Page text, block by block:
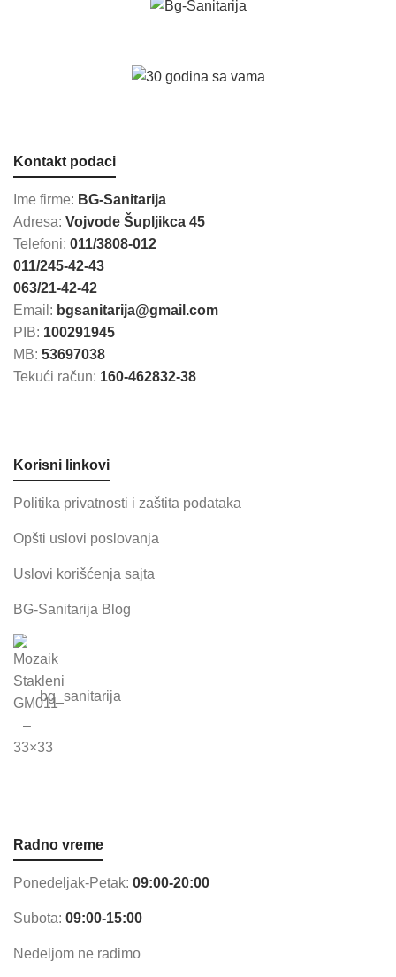
Kontakt podaci
Ime firme: BG-Sanitarija
Adresa: Vojvode Šupljikca 45
Telefoni: 011/3808-012
011/245-42-43
063/21-42-42
Email: bgsanitarija@gmail.com
PIB: 100291945
MB: 53697038
Tekući račun: 160-462832-38
Korisni linkovi
Politika privatnosti i zaštita podataka
Opšti uslovi poslovanja
Uslovi korišćenja sajta
BG-Sanitarija Blog
bg_sanitarija
Radno vreme
Ponedeljak-Petak: 09:00-20:00
Subota: 09:00-15:00
Nedeljom ne radimo